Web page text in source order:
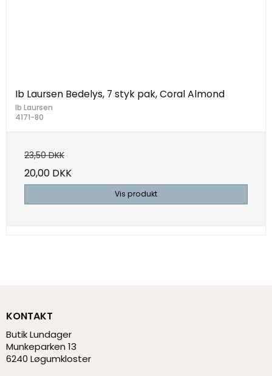
Ib Laursen Bedelys, 7 styk pak, Coral Almond
Ib Laursen
4171-80
23,50 DKK
20,00 DKK
Vis produkt
KONTAKT
Butik Lundager
Munkeparken 13
6240 Løgumkloster